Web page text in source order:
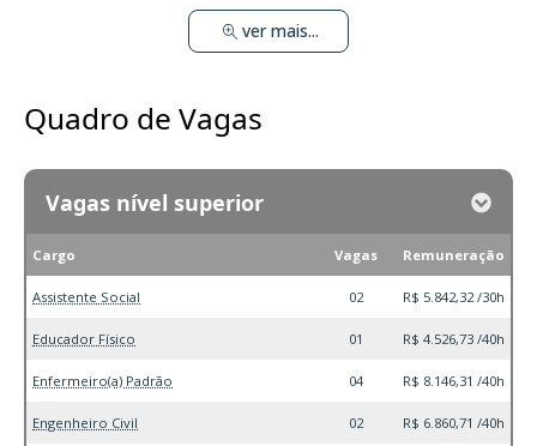
ver mais...
Quadro de Vagas
Vagas nível superior
Cargo Vagas Remuneração
Assistente Social 02 R$ 5.842,32 /30h
Educador Físico 01 R$ 4.526,73 /40h
Enfermeiro(a) Padrão 04 R$ 8.146,31 /40h
Engenheiro Civil 02 R$ 6.860,71 /40h